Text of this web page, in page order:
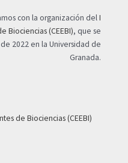
con la organización delI
Biociencias (CEEBI), que se
2022 en la Universidad de
Granada.